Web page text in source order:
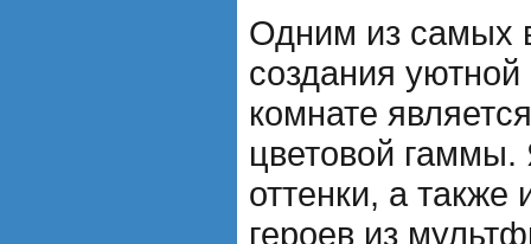
Одним из самых
создания уютной
комнате
цветовой
оттенки, а
героев из